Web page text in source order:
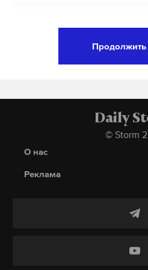
Великий князь Георгий Михайлович
А еще мы есть в
«Все ситуации
подошел ко мне, начал
— до драк не доводил, я
меня не один раз. В
Продолжить
Daily
© Storm
О нас
Реклама